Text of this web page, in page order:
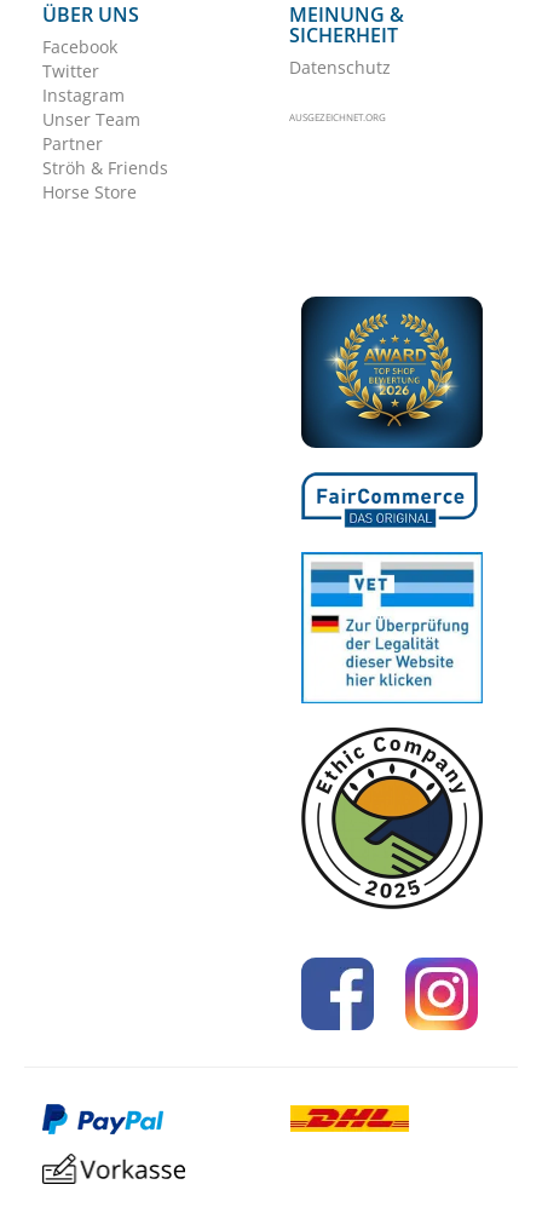
ÜBER UNS
Facebook
Twitter
Instagram
Unser Team
Partner
Ströh & Friends
Horse Store
MEINUNG &
SICHERHEIT
Datenschutz
AUSGEZEICHNET.ORG